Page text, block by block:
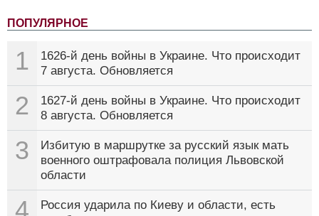
ПОПУЛЯРНОЕ
1
1626-й день войны в Украине. Что происходит
7 августа. Обновляется
2
1627-й день войны в Украине. Что происходит
8 августа. Обновляется
3
Избитую в маршрутке за русский язык мать
военного оштрафовала полиция Львовской
области
Россия ударила по Киеву и области, есть